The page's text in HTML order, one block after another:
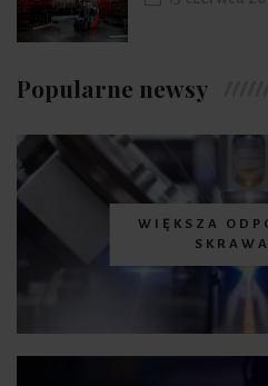
Popularne newsy
WIĘKSZA